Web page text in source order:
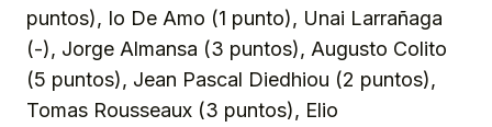
puntos), Io De Amo (1 punto), Unai Larrañaga
(-), Jorge Almansa (3 puntos), Augusto Colito
(5 puntos), Jean Pascal Diedhiou (2 puntos),
Tomas Rousseaux (3 puntos), Elio